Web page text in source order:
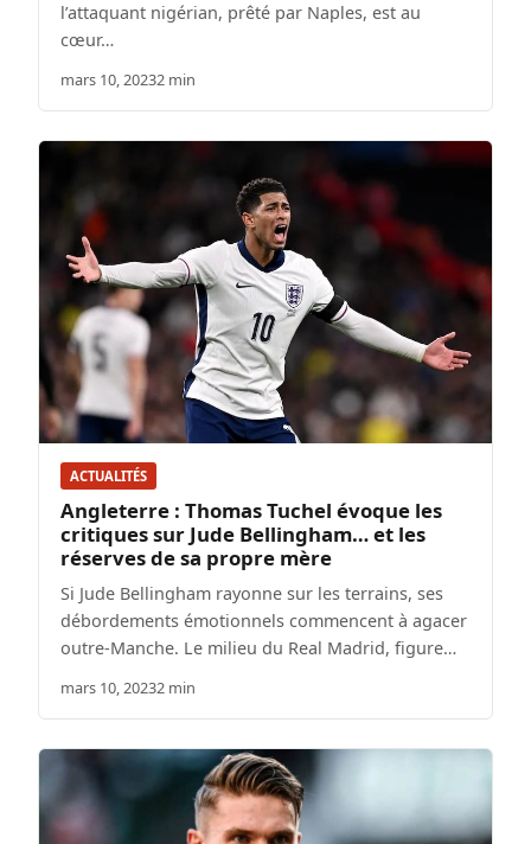
l’attaquant nigérian, prêté par Naples, est au
cœur…
mars 10, 20232 min
ACTUALITÉS
Angleterre : Thomas Tuchel évoque les
critiques sur Jude Bellingham… et les
réserves de sa propre mère
Si Jude Bellingham rayonne sur les terrains, ses
débordements émotionnels commencent à agacer
outre-Manche. Le milieu du Real Madrid, figure…
mars 10, 20232 min